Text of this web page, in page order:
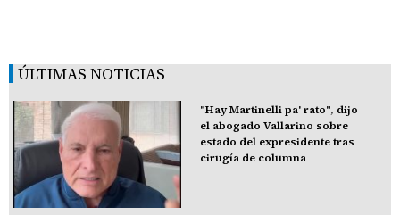
ÚLTIMAS NOTICIAS
"Hay Martinelli pa' rato", dijo
el abogado Vallarino sobre
estado del expresidente tras
cirugía de columna